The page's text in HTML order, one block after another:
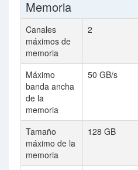
Memoria
Canales
máximos de
memoria
2
Máximo
banda ancha
de la
memoria
50 GB/s
Tamaño
máximo de la
memoria
128 GB